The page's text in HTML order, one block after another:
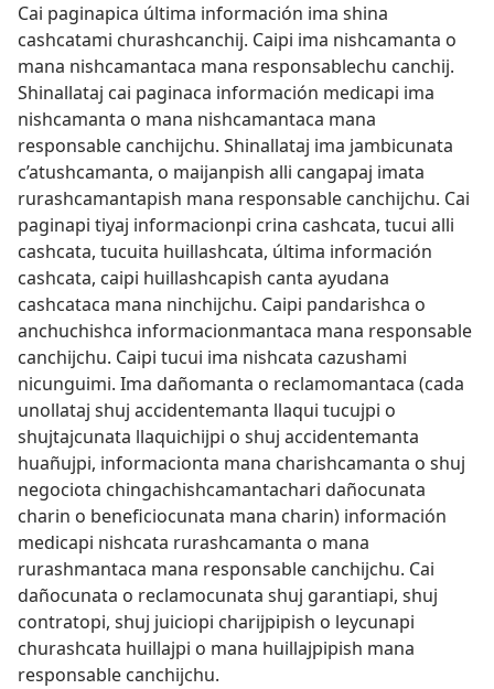
Cai paginapica última información ima shina
cashcatami churashcanchij. Caipi ima nishcamanta o
mana nishcamantaca mana responsablechu canchij.
Shinallataj cai paginaca información medicapi ima
nishcamanta o mana nishcamantaca mana
responsable canchijchu. Shinallataj ima jambicunata
c’atushcamanta, o maijanpish alli cangapaj imata
rurashcamantapish mana responsable canchijchu. Cai
paginapi tiyaj informacionpi crina cashcata, tucui alli
cashcata, tucuita huillashcata, última información
cashcata, caipi huillashcapish canta ayudana
cashcataca mana ninchijchu. Caipi pandarishca o
anchuchishca informacionmantaca mana responsable
canchijchu. Caipi tucui ima nishcata cazushami
nicunguimi. Ima dañomanta o reclamomantaca (cada
unollataj shuj accidentemanta llaqui tucujpi o
shujtajcunata llaquichijpi o shuj accidentemanta
huañujpi, informacionta mana charishcamanta o shuj
negociota chingachishcamantachari dañocunata
charin o beneficiocunata mana charin) información
medicapi nishcata rurashcamanta o mana
rurashmantaca mana responsable canchijchu. Cai
dañocunata o reclamocunata shuj garantiapi, shuj
contratopi, shuj juiciopi charijpipish o leycunapi
churashcata huillajpi o mana huillajpipish mana
responsable canchijchu.